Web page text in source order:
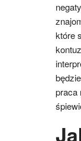
które
praca